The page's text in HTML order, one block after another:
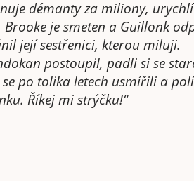
démanty za miliony,
je smeten a Guillonk
její sestřenici, kterou miluji.
postoupil, padli si se
po tolika letech usmířili a
Říkej mi strýčku!“